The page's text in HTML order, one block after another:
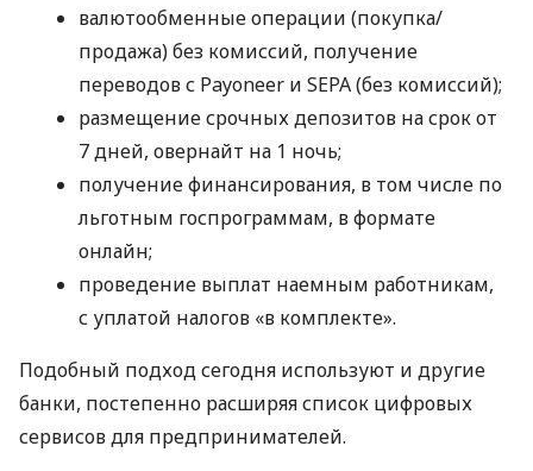
валютообменные операции (покупка/
продажа) без комиссий, получение
переводов с Payoneer и SEPA (без комиссий);
размещение срочных депозитов на срок от
7 дней, овернайт на 1 ночь;
получение финансирования, в том числе по
льготным госпрограммам, в формате
онлайн;
проведение выплат наемным работникам,
с уплатой налогов «в комплекте».
Подобный подход сегодня используют и другие
банки, постепенно расширяя список цифровых
сервисов для предпринимателей.